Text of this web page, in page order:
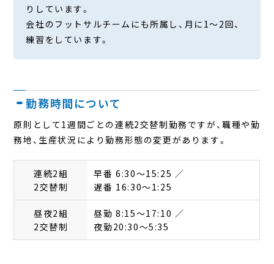
りしています。
会社のフットサルチームにも所属し、月に1〜2回、
練習をしています。
勤務時間について
原則として1週間ごとの連続2交替制勤務ですが、職種や勤
務地、生産状況により勤務形態の変更があります。
連続2組
2交替制
早番 6:30～15:25 ／
遅番 16:30～1:25
昼夜2組
2交替制
昼勤 8:15～17:10 ／
夜勤20:30～5:35